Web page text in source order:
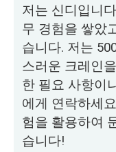
저는 신디입니
무 경험을 쌓았
습니다. 저는
스러운 크레인
한 필요 사항이
에게 연락하세
험을 활용하여
습니다!